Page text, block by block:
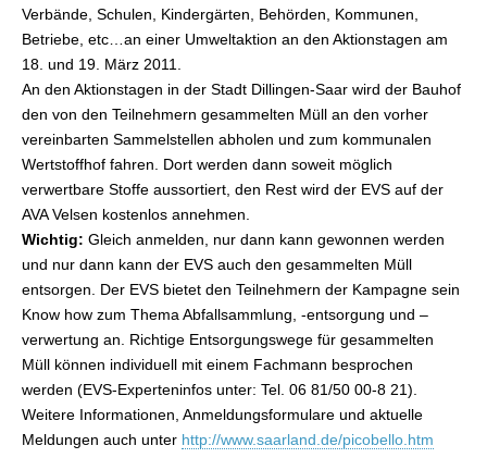
Verbände, Schulen, Kindergärten, Behörden, Kommunen,
Betriebe, etc…an einer Umweltaktion an den Aktionstagen am
18. und 19. März 2011.
An den Aktionstagen in der Stadt Dillingen-Saar wird der Bauhof
den von den Teilnehmern gesammelten Müll an den vorher
vereinbarten Sammelstellen abholen und zum kommunalen
Wertstoffhof fahren. Dort werden dann soweit möglich
verwertbare Stoffe aussortiert, den Rest wird der EVS auf der
AVA Velsen kostenlos annehmen.
Wichtig: Gleich anmelden, nur dann kann gewonnen werden
und nur dann kann der EVS auch den gesammelten Müll
entsorgen. Der EVS bietet den Teilnehmern der Kampagne sein
Know how zum Thema Abfallsammlung, -entsorgung und –
verwertung an. Richtige Entsorgungswege für gesammelten
Müll können individuell mit einem Fachmann besprochen
werden (EVS-Experteninfos unter: Tel. 06 81/50 00-8 21).
Weitere Informationen, Anmeldungsformulare und aktuelle
Meldungen auch unter http://www.saarland.de/picobello.htm